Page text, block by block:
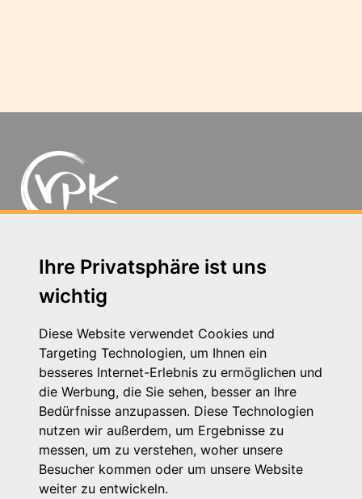
Ihre Privatsphäre ist uns
wichtig
Diese Website verwendet Cookies und
Targeting Technologien, um Ihnen ein
besseres Internet-Erlebnis zu ermöglichen und
die Werbung, die Sie sehen, besser an Ihre
Bedürfnisse anzupassen. Diese Technologien
nutzen wir außerdem, um Ergebnisse zu
messen, um zu verstehen, woher unsere
Besucher kommen oder um unsere Website
weiter zu entwickeln.
Michaelkirchstr. 17/18 - 10179 Berlin
Telefon: 030 – 58 58 17 16 01
E-Mail: info@vpk.de
Presse
Kontakt
Impressum
Datenschutzhinweis
Login